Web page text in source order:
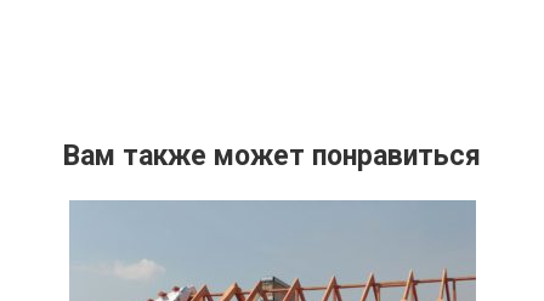
Вам также может понравиться